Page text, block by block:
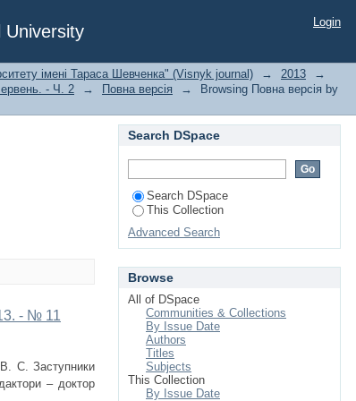
University Login
імені Тараса Шевченка" (Visnyk journal) → 2013
→
- Ч. 2
→ Повна версія →
Browsing Повна версія by
- № 11
С. Заступники
– доктор
Search DSpace
Search DSpace
This Collection
Advanced Search
Browse
All of DSpace
Communities & Collections
By Issue Date
Authors
Titles
Subjects
This Collection
By Issue Date